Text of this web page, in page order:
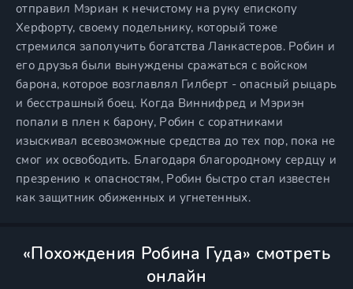
отправил Мэриан к нечистому на руку епископу
Херфорту, своему подельнику, который тоже
стремился заполучить богатства Ланкастеров. Робин и
его друзья были вынуждены сражаться с войском
барона, которое возглавлял Гилберт - опасный рыцарь
и бесстрашный боец. Когда Виннифред и Мэриэн
попали в плен к барону, Робин с соратниками
изыскивал всевозможные средства до тех пор, пока не
смог их освободить. Благодаря благородному сердцу и
презрению к опасностям, Робин быстро стал известен
как защитник обиженных и угнетенных.
«Похождения Робина Гуда» смотреть
онлайн